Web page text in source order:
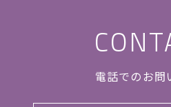
電話でのお問